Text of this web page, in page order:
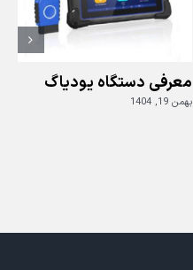
معرفی دستگاه یودیاگ
بهمن 19, 1404